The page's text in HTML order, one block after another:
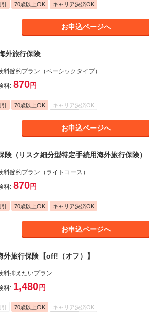
70歳以上OK キャリア決済OK
お申込ページへ
外旅行保険
料節約プラン（ベーシックタイプ）
料: 870円
70歳以上OK キャリア決済OK
お申込ページへ
険（リスク細分型特定手続用海外旅行保険）
料節約プラン（ライトコース）
料: 870円
70歳以上OK キャリア決済OK
お申込ページへ
外旅行保険【off!（オフ）】
料抑えたいプラン
料: 1,480円
70歳以上OK キャリア決済OK